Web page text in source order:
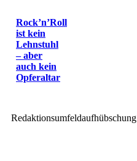
Rock’n’Roll
ist kein
Lehnstuhl
– aber
auch kein
Opferaltar
Redaktionsumfeldaufhübschung